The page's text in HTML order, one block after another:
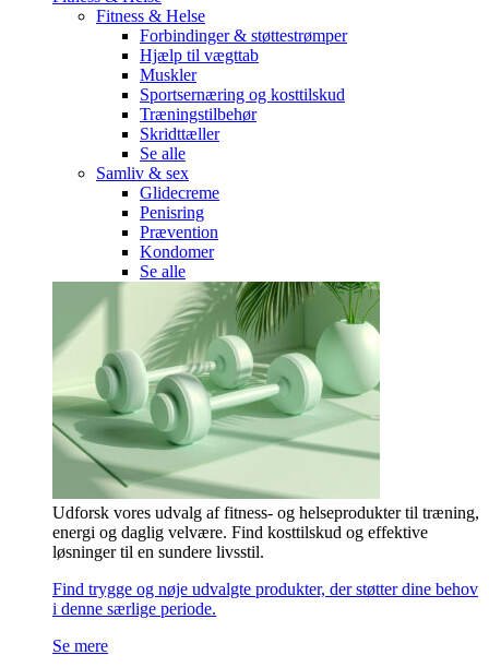
Fitness & Helse
Forbindinger & støttestrømper
Hjælp til vægttab
Muskler
Sportsernæring og kosttilskud
Træningstilbehør
Skridttæller
Se alle
Samliv & sex
Glidecreme
Penisring
Prævention
Kondomer
Se alle
Udforsk vores udvalg af fitness- og helseprodukter til træning,
energi og daglig velvære. Find kosttilskud og effektive
løsninger til en sundere livsstil.
Find trygge og nøje udvalgte produkter, der støtter dine behov
i denne særlige periode.
Se mere